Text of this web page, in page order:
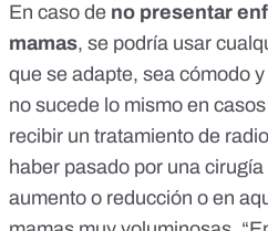
En caso de no presentar
mamas, se podría usar
que se adapte, sea cómodo
no sucede lo mismo en
recibir un tratamiento de
haber pasado por una
aumento o reducción o en